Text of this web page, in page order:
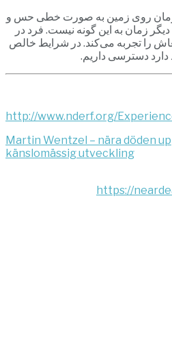
بودم. زمان روی زمین به صورت خطی حس و
زمان به این گونه نیست. فرد در
را تجربه می‌کند. در شرایط خالص
دارد دسترسی داریم.
http://www.nderf.org/
Martin Wentzel – nära döden
känslomässig utveckling
https://